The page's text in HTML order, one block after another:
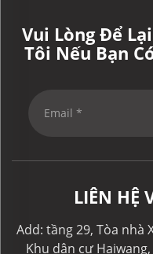
Vui Lòng Để
Tôi Nếu Bạn
LIÊN HỆ
Add: tầng 29, Tòa nhà
Khu dân cư